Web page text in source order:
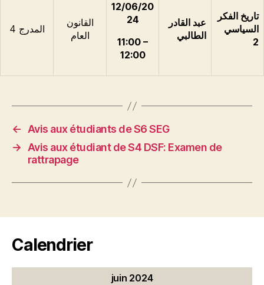
المدرج 4
القانون
العام
12/06/20
24
11:00 –
12:00
عبد القادر
الطالبي
تاريخ الفكر
السياسي
2
←
Avis aux étudiants de S6 SEG
→
Avis aux étudiant de S4 DSF: Examen de
rattrapage
Calendrier
juin 2024